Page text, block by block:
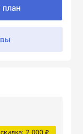
план
скидка: 2 000 ₽